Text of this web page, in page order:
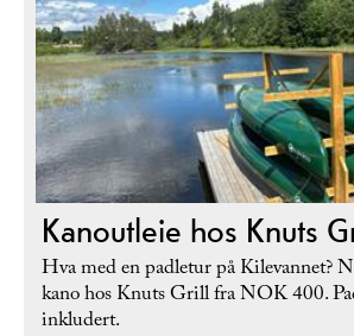
Kanoutleie hos Knuts
Hva med en padletur på Kilevannet?
kano hos Knuts Grill fra NOK 400.
inkludert.